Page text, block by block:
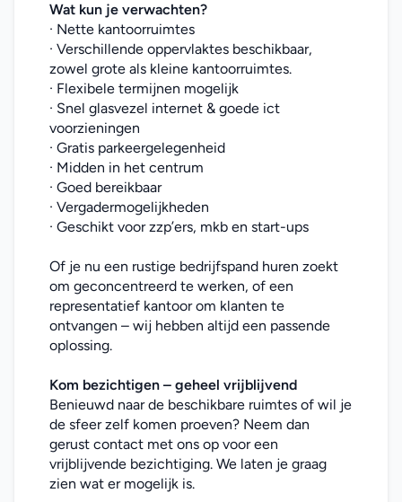
Wat kun je verwachten?
· Nette kantoorruimtes
· Verschillende oppervlaktes beschikbaar,
zowel grote als kleine kantoorruimtes.
· Flexibele termijnen mogelijk
· Snel glasvezel internet & goede ict
voorzieningen
· Gratis parkeergelegenheid
· Midden in het centrum
· Goed bereikbaar
· Vergadermogelijkheden
· Geschikt voor zzp’ers, mkb en start-ups
Of je nu een rustige bedrijfspand huren zoekt
om geconcentreerd te werken, of een
representatief kantoor om klanten te
ontvangen – wij hebben altijd een passende
oplossing.
Kom bezichtigen – geheel vrijblijvend
Benieuwd naar de beschikbare ruimtes of wil je
de sfeer zelf komen proeven? Neem dan
gerust contact met ons op voor een
vrijblijvende bezichtiging. We laten je graag
zien wat er mogelijk is.